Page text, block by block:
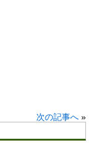
次の記事へ »